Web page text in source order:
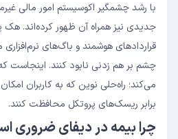
Nexus Mutual
InsurAce Protocol
Unslashed Finance
Risk Harbor
گام اول: ارزیابی ریسک
گام دوم: مقایسه پروتکل‌های
گام سوم: خرید پوشش
اگر هک شدم چطور خسارت
آیا بیمه دیفای همه ریسک‌ها
جدیدی نیز همراه آن ظهور کرده‌اند. هک
قراردادهای هوشمند و باگ‌های نرم‌افزاری
چشم بر هم زدنی نابود کنند. اینجاست
می‌کند؛ راه‌حلی نوین که به کاربران
برابر ریسک‌های پروتکل محافظت کنند.
چرا بیمه در دیفای ضروری